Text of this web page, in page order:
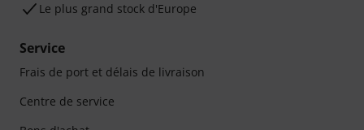
Le plus grand stock d'Europe
Service
Frais de port et délais de livraison
Centre de service